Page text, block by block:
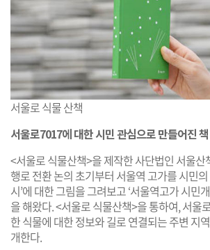
서울로 식물 산책
서울로7017에 대한 시민 관심으로 만들어진 책
<서울로 식물산책>을 제작한 사단법인 서울산
행로 전환 논의 초기부터 서울역 고가를 시민
시’에 대한 그림을 그려보고 ‘서울역고가 시민
을 해왔다. <서울로 식물산책>을 통하여, 서울
한 식물에 대한 정보와 길로 연결되는 주변 지
개한다.